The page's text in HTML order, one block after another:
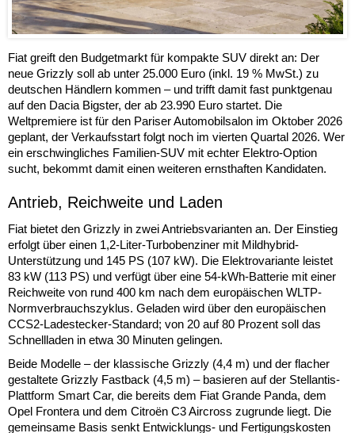
Fiat greift den Budgetmarkt für kompakte SUV direkt an: Der
neue Grizzly soll ab unter 25.000 Euro (inkl. 19 % MwSt.) zu
deutschen Händlern kommen – und trifft damit fast punktgenau
auf den Dacia Bigster, der ab 23.990 Euro startet. Die
Weltpremiere ist für den Pariser Automobilsalon im Oktober 2026
geplant, der Verkaufsstart folgt noch im vierten Quartal 2026. Wer
ein erschwingliches Familien-SUV mit echter Elektro-Option
sucht, bekommt damit einen weiteren ernsthaften Kandidaten.
Antrieb, Reichweite und Laden
Fiat bietet den Grizzly in zwei Antriebsvarianten an. Der Einstieg
erfolgt über einen 1,2-Liter-Turbobenziner mit Mildhybrid-
Unterstützung und 145 PS (107 kW). Die Elektrovariante leistet
83 kW (113 PS) und verfügt über eine 54-kWh-Batterie mit einer
Reichweite von rund 400 km nach dem europäischen WLTP-
Normverbrauchszyklus. Geladen wird über den europäischen
CCS2-Ladestecker-Standard; von 20 auf 80 Prozent soll das
Schnellladen in etwa 30 Minuten gelingen.
Beide Modelle – der klassische Grizzly (4,4 m) und der flacher
gestaltete Grizzly Fastback (4,5 m) – basieren auf der Stellantis-
Plattform Smart Car, die bereits dem Fiat Grande Panda, dem
Opel Frontera und dem Citroën C3 Aircross zugrunde liegt. Die
gemeinsame Basis senkt Entwicklungs- und Fertigungskosten